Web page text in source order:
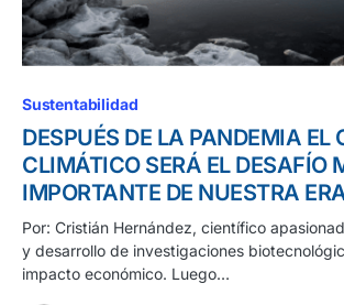
Sustentabilidad
DESPUÉS DE LA PANDEMIA EL
CLIMÁTICO SERÁ EL DESAFÍO
IMPORTANTE DE NUESTRA
Por: Cristián Hernández, científico
y desarrollo de investigaciones
impacto económico. Luego…